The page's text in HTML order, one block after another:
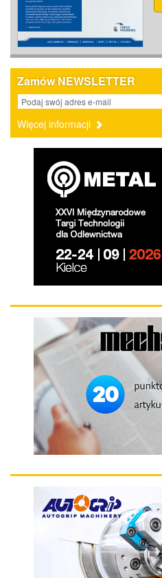
Zamów NEWSLETTER
Więcej informacji